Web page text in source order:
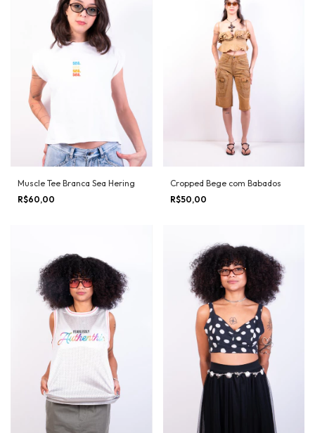
Muscle Tee Branca Sea Hering
R$60,00
Cropped Bege com Babados
R$50,00